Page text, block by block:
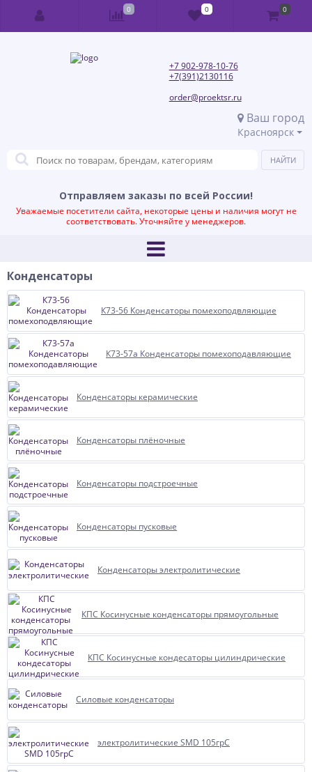
+7 902-978-10-76
+7(391)2130116
order@proektsr.ru
Ваш город
Красноярск
Отправляем заказы по всей России!
Уважаемые посетители сайта, некоторые цены и наличия могут не
соответствовать. Уточняйте у менеджеров.
Конденсаторы
К73-56 Конденсаторы помехоподвляющие
К73-57а Конденсаторы помехоподавляющие
Конденсаторы керамические
Конденсаторы плёночные
Конденсаторы подстроечные
Конденсаторы пусковые
Конденсаторы электролитические
КПС Косинусные конденсаторы прямоугольные
КПС Косинусные кондесаторы цилиндрические
Силовые конденсаторы
электролитические SMD 105грС
0 0 0